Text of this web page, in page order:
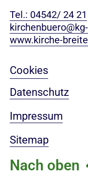
Tel.: 04542/ 24 21
www.kirche-
Cookies
Datenschutz
Impressum
Sitemap
Nach oben